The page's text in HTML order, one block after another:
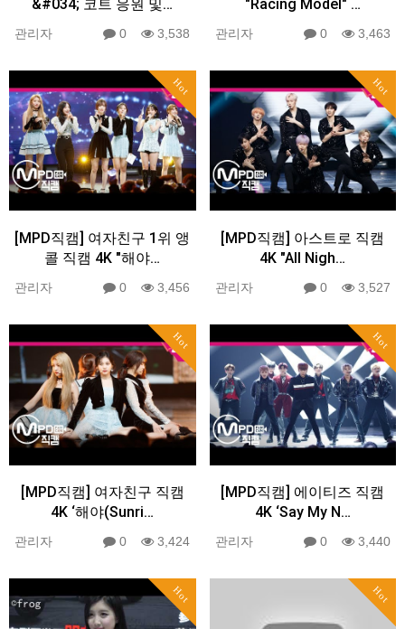
&#034; 코트 응원 및…
관리자 0 3,538
"Racing Model" …
관리자 0 3,463
Hot
[MPD직캠] 여자친구 1위 앵
콜 직캠 4K "해야…
관리자 0 3,456
Hot
[MPD직캠] 아스트로 직캠
4K "All Nigh…
관리자 0 3,527
Hot
[MPD직캠] 여자친구 직캠
4K ‘해야(Sunri…
관리자 0 3,424
Hot
[MPD직캠] 에이티즈 직캠
4K ‘Say My N…
관리자 0 3,440
Hot Hot